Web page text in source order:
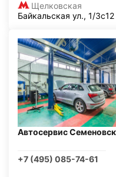
Щелковская
Байкальская ул., 1/3с12
Автосервис
+7 (495) 085-74-61